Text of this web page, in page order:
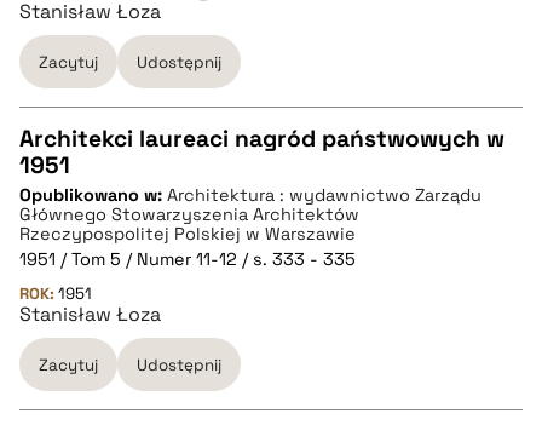
Stanisław Łoza
Zacytuj Udostępnij
CZYSTY TEKST
pobierz cytat
BIBTEX
pobierz cytat
Architekci laureaci nagród państwowych w
1951
Opublikowano w: Architektura : wydawnictwo Zarządu
Głównego Stowarzyszenia Architektów
Rzeczypospolitej Polskiej w Warszawie
1951 / Tom 5 / Numer 11-12 / s. 333 - 335
ROK: 1951
Stanisław Łoza
Zacytuj Udostępnij